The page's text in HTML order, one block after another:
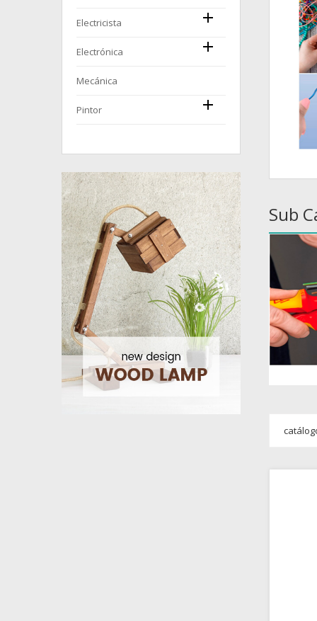
Electricista 
Electrónica 
Mecánica
Pintor 
Sub